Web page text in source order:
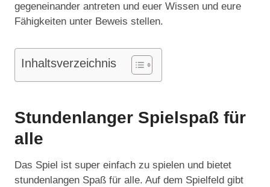
gegeneinander antreten und euer Wissen und eure
Fähigkeiten unter Beweis stellen.
Inhaltsverzeichnis
Stundenlanger Spielspaß für
alle
Das Spiel ist super einfach zu spielen und bietet
stundenlangen Spaß für alle. Auf dem Spielfeld gibt